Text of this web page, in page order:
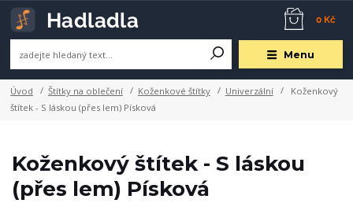
Menu
0 Kč
Úvod Štítky na oblečení Koženkové štítky Univerzální
Koženkový
štítek - S láskou (přes lem) Písková
Koženkový štítek - S láskou
(přes lem) Písková